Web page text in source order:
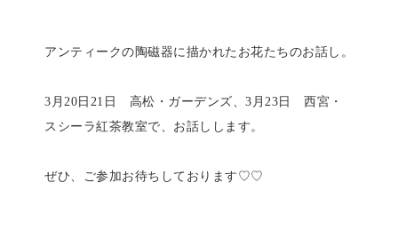
アンティークの陶磁器に描かれたお花たちのお話し。
3月20日21日 高松・ガーデンズ、3月23日 西宮・
スシーラ紅茶教室で、お話しします。
ぜひ、ご参加お待ちしております♡♡